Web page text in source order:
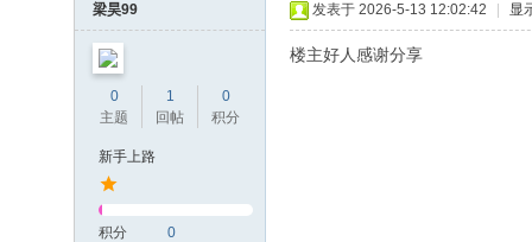
梁昊99
0
主题
1
回帖
0
积分
新手上路
积分 0
发表于 2026-5-13 12:02:42 显
楼主好人感谢分享